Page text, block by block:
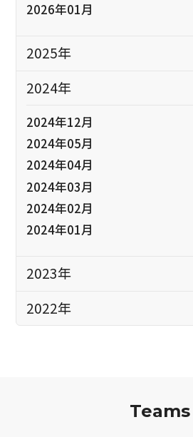
2026年01月
2025年
2024年
2024年12月
2024年05月
2024年04月
2024年03月
2024年02月
2024年01月
2023年
2022年
Teams